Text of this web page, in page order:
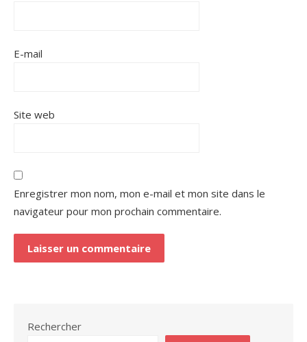
E-mail
Site web
Enregistrer mon nom, mon e-mail et mon site dans le
navigateur pour mon prochain commentaire.
Rechercher